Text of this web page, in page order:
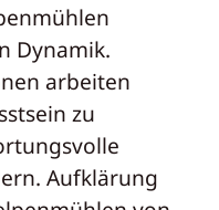
Dynamik.
arbeiten
zu
Aufklärung